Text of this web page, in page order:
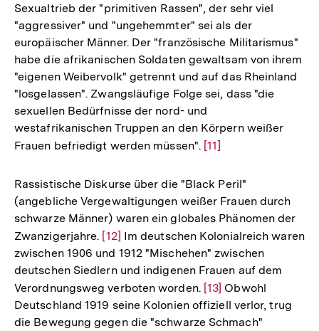
der
Fußnote
Sexualtrieb der "primitiven Rassen", der sehr viel
"aggressiver" und "ungehemmter" sei als der
europäischer Männer. Der "französische Militarismus"
habe die afrikanischen Soldaten gewaltsam von ihrem
"eigenen Weibervolk" getrennt und auf das Rheinland
"losgelassen". Zwangsläufige Folge sei, dass "die
sexuellen Bedürfnisse der nord- und
westafrikanischen Truppen an den Körpern weißer
Frauen befriedigt werden müssen". Zur
der
Fußnote
[11]
Rassistische Diskurse über die "Black Peril"
(angebliche Vergewaltigungen weißer Frauen durch
schwarze Männer) waren ein globales Phänomen der
Zwanzigerjahre. Zur
Auflösung
der
Fußnote
[12] Im deutschen Kolonialreich waren
zwischen 1906 und 1912 "Mischehen" zwischen
deutschen Siedlern und indigenen Frauen auf dem
Verordnungsweg verboten worden. Zur
Auflösung
der
[13] Obwohl
Deutschland 1919 seine Kolonien offiziell verlor, trug
die Bewegung gegen die "schwarze Schmach"